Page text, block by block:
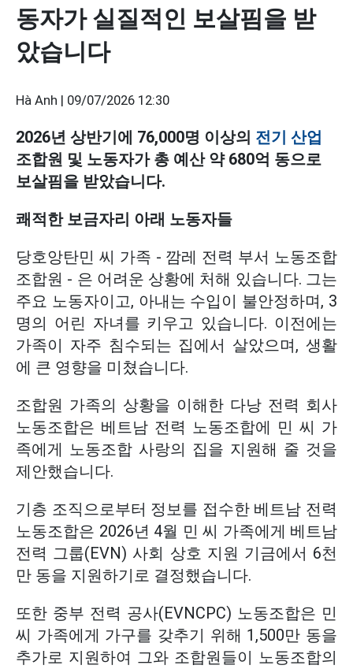
동자가 실질적인 보살핌을 받
았습니다
Hà Anh | 09/07/2026 12:30
2026년 상반기에 76,000명 이상의 전기 산업
조합원 및 노동자가 총 예산 약 680억 동으로
보살핌을 받았습니다.
쾌적한 보금자리 아래 노동자들
당호앙탄민 씨 가족 - 깜레 전력 부서 노동조합
조합원 - 은 어려운 상황에 처해 있습니다. 그는
주요 노동자이고, 아내는 수입이 불안정하며, 3
명의 어린 자녀를 키우고 있습니다. 이전에는
가족이 자주 침수되는 집에서 살았으며, 생활
에 큰 영향을 미쳤습니다.
조합원 가족의 상황을 이해한 다낭 전력 회사
노동조합은 베트남 전력 노동조합에 민 씨 가
족에게 노동조합 사랑의 집을 지원해 줄 것을
제안했습니다.
기층 조직으로부터 정보를 접수한 베트남 전력
노동조합은 2026년 4월 민 씨 가족에게 베트남
전력 그룹(EVN) 사회 상호 지원 기금에서 6천
만 동을 지원하기로 결정했습니다.
또한 중부 전력 공사(EVNCPC) 노동조합은 민
씨 가족에게 가구를 갖추기 위해 1,500만 동을
추가로 지원하여 그와 조합원들이 노동조합의